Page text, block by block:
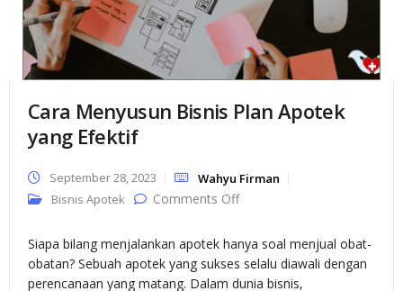
Cara Menyusun Bisnis Plan Apotek
yang Efektif
September 28, 2023
Wahyu Firman
Bisnis Apotek
Comments Offon Cara Menyusun Bisnis
Siapa bilang menjalankan apotek hanya soal menjual obat-
obatan? Sebuah apotek yang sukses selalu diawali dengan
perencanaan yang matang. Dalam dunia bisnis,